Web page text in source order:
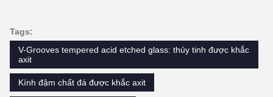
Tags:
V-Grooves tempered acid etched glass: thủy tinh được khắc
axit
Kính đậm chất đá được khắc axit